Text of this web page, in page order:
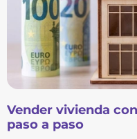
Vender vivienda
paso a paso